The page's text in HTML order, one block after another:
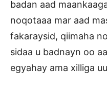
badan aad
noqotaaa mar aad
fakaraysid, qiimaha
sidaa u badnayn oo
egyahay ama xilliga